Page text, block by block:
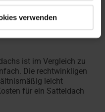
verwenden
ein
ist im Vergleich zu
Die rechtwinkligen
leicht
für ein Satteldach